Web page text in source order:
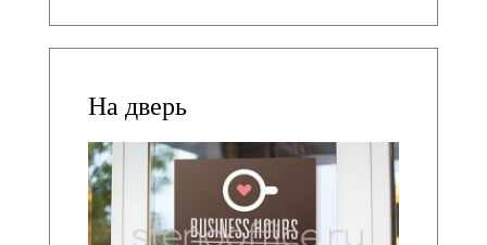
На дверь